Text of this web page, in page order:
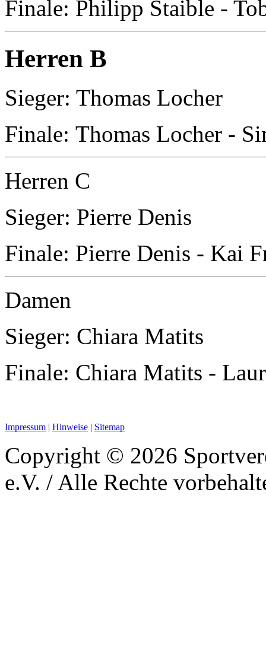
Finale: Philipp Staible -
Herren B
Sieger: Thomas Locher
Finale: Thomas Locher -
Herren C
Sieger: Pierre Denis
Finale: Pierre Denis - Kai
Damen
Sieger: Chiara Matits
Finale: Chiara Matits -
Impressum Hinweise Sitemap
Copyright © 2026
e.V. / Alle Rechte